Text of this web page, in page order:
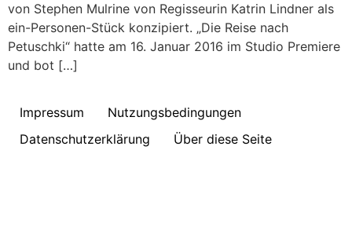
von Stephen Mulrine von Regisseurin Katrin Lindner als
ein-Personen-Stück konzipiert. „Die Reise nach
Petuschki“ hatte am 16. Januar 2016 im Studio Premiere
und bot […]
Impressum
Nutzungsbedingungen
Datenschutzerklärung
Über diese Seite